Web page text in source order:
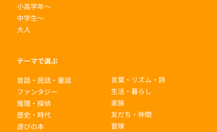
小高学年〜
中学生〜
大人
テーマで選ぶ
昔話・民話・童話
ファンタジー
推理・探偵
歴史・時代
遊びの本
言葉・リズム・詩
生活・暮らし
家族
友だち・仲間
冒険